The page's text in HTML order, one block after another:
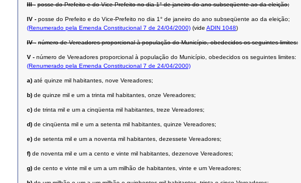
III - posse do Prefeito e do Vice-Prefeito no dia 1° de janeiro do ano subseqüente ao da eleição;
IV - posse do Prefeito e do Vice-Prefeito no dia 1° de janeiro do ano subseqüente ao da eleição;
(Renumerado pela Emenda Constitucional 7 de 24/04/2000) (vide ADIN 1048)
IV - número de Vereadores proporcional à população do Município, obedecidos os seguintes limites:
V - número de Vereadores proporcional à população do Município, obedecidos os seguintes limites:
(Renumerado pela Emenda Constitucional 7 de 24/04/2000)
a) até quinze mil habitantes, nove Vereadores;
b) de quinze mil e um a trinta mil habitantes, onze Vereadores;
c) de trinta mil e um a cinqüenta mil habitantes, treze Vereadores;
d) de cinqüenta mil e um a setenta mil habitantes, quinze Vereadores;
e) de setenta mil e um a noventa mil habitantes, dezessete Vereadores;
f) de noventa mil e um a cento e vinte mil habitantes, dezenove Vereadores;
g) de cento e vinte mil e um a um milhão de habitantes, vinte e um Vereadores;